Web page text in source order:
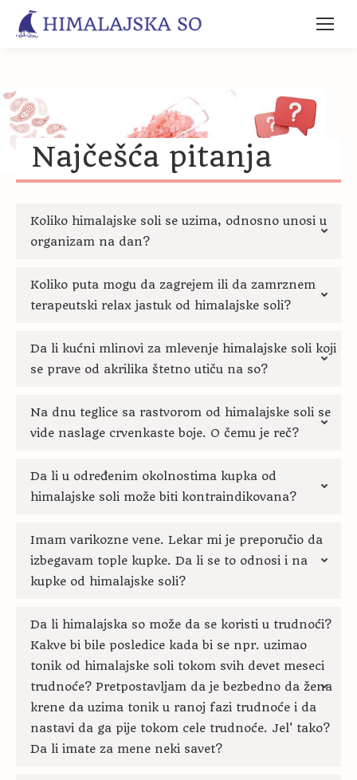
Najčešća pitanja
Koliko himalajske soli se uzima, odnosno unosi u
organizam na dan?
Koliko puta mogu da zagrejem ili da zamrznem
terapeutski relax jastuk od himalajske soli?
Da li kućni mlinovi za mlevenje himalajske soli koji
se prave od akrilika štetno utiču na so?
Na dnu teglice sa rastvorom od himalajske soli se
vide naslage crvenkaste boje. O čemu je reč?
Da li u određenim okolnostima kupka od
himalajske soli može biti kontraindikovana?
Imam varikozne vene. Lekar mi je preporučio da
izbegavam tople kupke. Da li se to odnosi i na
kupke od himalajske soli?
Da li himalajska so može da se koristi u trudnoći?
Kakve bi bile posledice kada bi se npr. uzimao
tonik od himalajske soli tokom svih devet meseci
trudnoće? Pretpostavljam da je bezbedno da žena
krene da uzima tonik u ranoj fazi trudnoće i da
nastavi da ga pije tokom cele trudnoće. Jel' tako?
Da li imate za mene neki savet?